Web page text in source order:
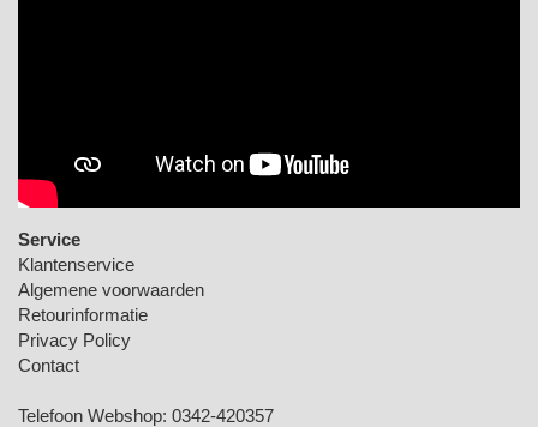
Service
Klantenservice
Algemene voorwaarden
Retourinformatie
Privacy Policy
Contact
Telefoon Webshop: 0342-420357